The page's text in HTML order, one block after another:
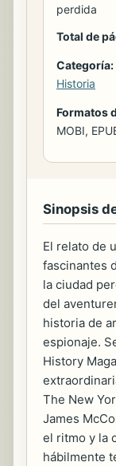
perdida
Total de
Categoría:
Historia
Formatos
MOBI,
Sinopsis
El relato de
fascinantes
la ciudad
del
historia de
espionaje.
History
The New
James
el ritmo y la
hábilmente